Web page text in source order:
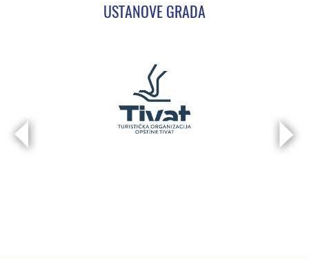
USTANOVE GRADA